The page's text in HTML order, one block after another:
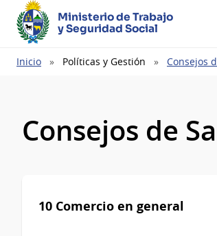
Ministerio de Trabajo
y Seguridad Social
Ruta
Inicio Políticas y Gestión Consejos
Consejos de
10 Comercio en general